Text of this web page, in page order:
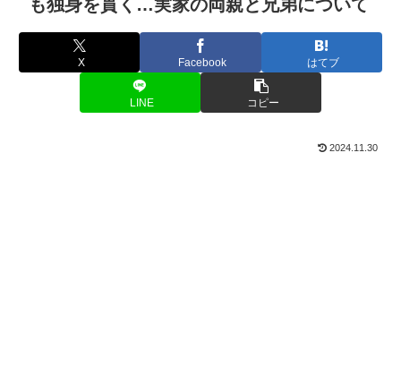
も独身を貫く…実家の両親と兄弟について
X Facebook はてブ
LINE コピー
2024.11.30